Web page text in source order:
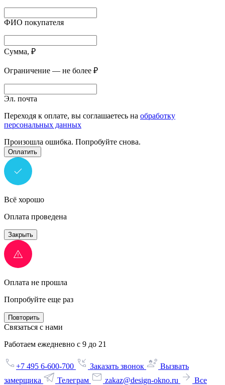
ФИО покупателя
Сумма, ₽
Ограничение — не более ₽
Эл. почта
Переходя к оплате, вы соглашаетесь на обработку
персональных данных
Произошла ошибка. Попробуйте снова.
Оплатить
Всё хорошо
Оплата проведена
Закрыть
Оплата не прошла
Попробуйте еще раз
Повторить
Связаться с нами
Работаем ежедневно с 9 до 21
+7 495 6-600-700 Заказать звонок
Вызвать
замерщика
Телеграм zakaz@design-okno.ru Все